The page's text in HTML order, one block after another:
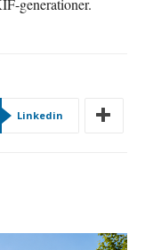
generationer.
Linkedin